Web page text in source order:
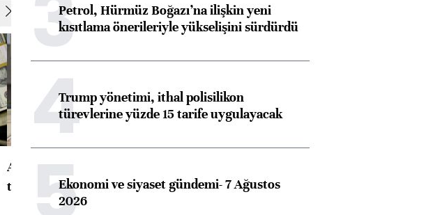
ABD'de konut başlangıçları
toparlandı
görüşmelere hazırlanıyor
Petrol, Hürmüz Boğazı’na ilişkin yeni
kısıtlama önerileriyle yükselişini sürdürdü
4Trump yönetimi, ithal polisilikon
türevlerine yüzde 15 tarife uygulayacak
5Ekonomi ve siyaset gündemi- 7 Ağustos
2026